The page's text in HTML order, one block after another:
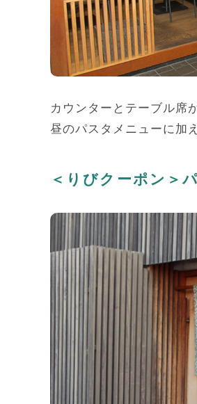
カウンターとテーブル席
昼のパスタメニューに加
＜りびクーポン＞